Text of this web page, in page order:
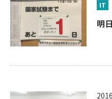
IT
明